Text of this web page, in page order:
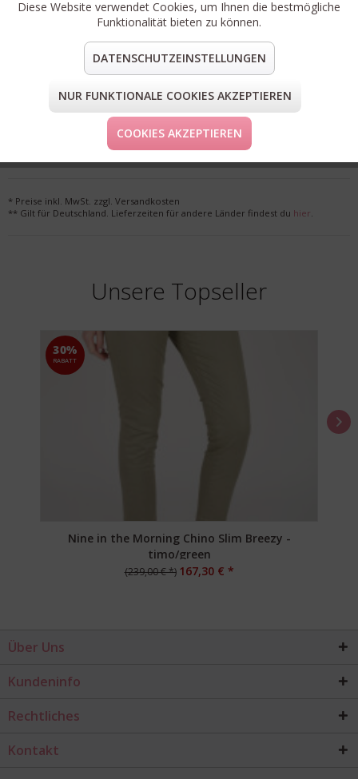
Artikel-Nr.:
GGW010260-1600.4
teilen
pin it mail
FORM & GRÖSSE
LIEFERUNG & KOSTENLOSE RETOURE
* Preise inkl. MwSt. zzgl. Versandkosten
** Gilt für Deutschland. Lieferzeiten für andere Länder findest du hier.
Unsere Topseller
30%
RABATT
Nine in the Morning Chino Slim Breezy -
timo/green
(239,00 € *) 167,30 € *
Über Uns
Kundeninfo
Rechtliches
Kontakt
Diese Website verwendet Cookies, um Ihnen die bestmögliche
Funktionalität bieten zu können.
DATENSCHUTZEINSTELLUNGEN
NUR FUNKTIONALE COOKIES AKZEPTIEREN
COOKIES AKZEPTIEREN